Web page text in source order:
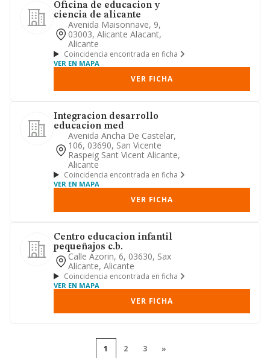
Oficina de educacion y
ciencia de alicante
Avenida Maisonnave, 9,
03003, Alicante Alacant,
Alicante
Coincidencia encontrada en ficha
VER EN MAPA
VER FICHA
Integracion desarrollo
educacion med
Avenida Ancha De Castelar,
106, 03690, San Vicente
Raspeig Sant Vicent Alicante,
Alicante
Coincidencia encontrada en ficha
VER EN MAPA
VER FICHA
Centro educacion infantil
pequeñajos c.b.
Calle Azorin, 6, 03630, Sax
Alicante, Alicante
Coincidencia encontrada en ficha
VER EN MAPA
VER FICHA
1 2 3 »